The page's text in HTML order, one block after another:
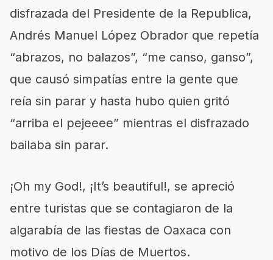
disfrazada del Presidente de la Republica,
Andrés Manuel López Obrador que repetía
“abrazos, no balazos”, “me canso, ganso”,
que causó simpatías entre la gente que
reía sin parar y hasta hubo quien gritó
“arriba el pejeeee” mientras el disfrazado
bailaba sin parar.
¡Oh my God!, ¡It’s beautiful!, se apreció
entre turistas que se contagiaron de la
algarabía de las fiestas de Oaxaca con
motivo de los Días de Muertos.